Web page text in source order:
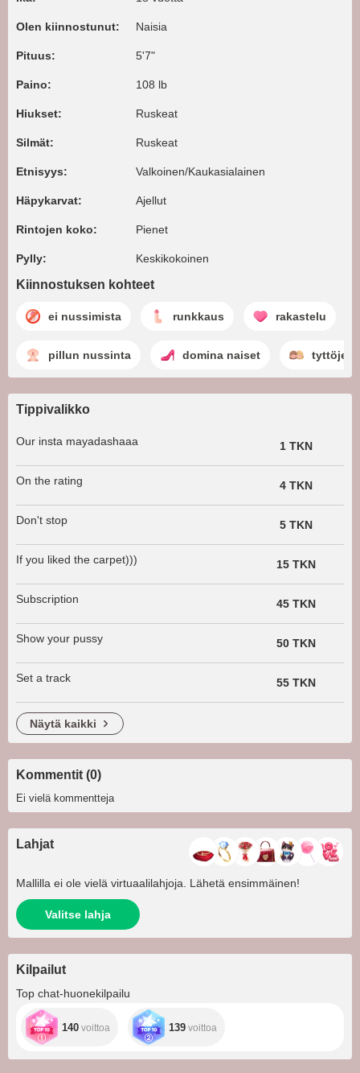
Olen kiinnostunut: Naisia
Pituus: 5'7"
Paino: 108 lb
Hiukset: Ruskeat
Silmät: Ruskeat
Etnisyys: Valkoinen/Kaukasialainen
Häpykarvat: Ajellut
Rintojen koko: Pienet
Pylly: Keskikokoinen
Kiinnostuksen kohteet
ei nussimista runkkaus rakastelu
pillun nussinta domina naiset tyttöjen
Tippivalikko
Our insta mayadashaaa 1 TKN
On the rating 4 TKN
Don't stop 5 TKN
If you liked the carpet))) 15 TKN
Subscription 45 TKN
Show your pussy 50 TKN
Set a track 55 TKN
näytä kaikki
Kommentit (0)
Ei vielä kommentteja
Lahjat
Mallilla ei ole vielä virtuaalilahjoja. Lähetä ensimmäinen!
Valitse lahja
Kilpailut
Top chat-huonekilpailu
140 voittoa 139 voittoa